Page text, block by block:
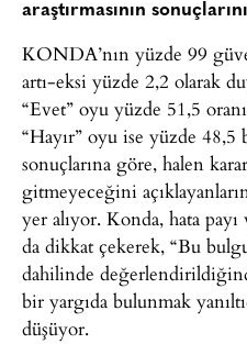
araştırmasının
KONDA’nın yüzde 99
artı-eksi yüzde 2,2 olarak
“Evet” oyu yüzde 51,5
“Hayır” oyu ise yüzde 48,5
sonuçlarına göre, halen
gitmeyeceğini
yer alıyor. Konda, hata payı
da dikkat çekerek, “Bu
dahilinde
bir yargıda bulunmak
düşüyor.